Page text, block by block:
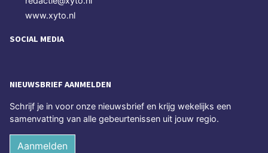
www.xyto.nl
SOCIAL MEDIA
NIEUWSBRIEF AANMELDEN
Schrijf je in voor onze nieuwsbrief en krijg wekelijks een
samenvatting van alle gebeurtenissen uit jouw regio.
Aanmelden